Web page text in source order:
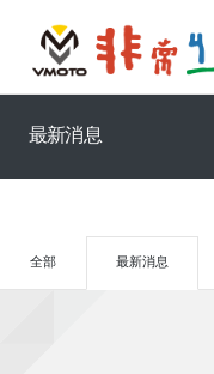
最新消息
全部 最新消息